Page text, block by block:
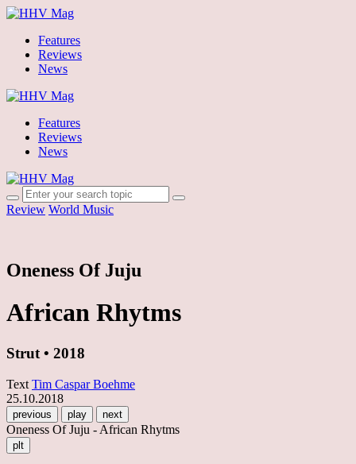
Features
Reviews
News
Features
Reviews
News
Review World Music
Oneness Of Juju
African Rhytms
Strut • 2018
Text Tim Caspar Boehme
25.10.2018
previous play next
Oneness Of Juju - African Rhytms
plt